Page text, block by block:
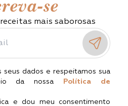
se
mais saborosas
dados e respeitamos sua
da nossa
Política de
e dou meu consentimento